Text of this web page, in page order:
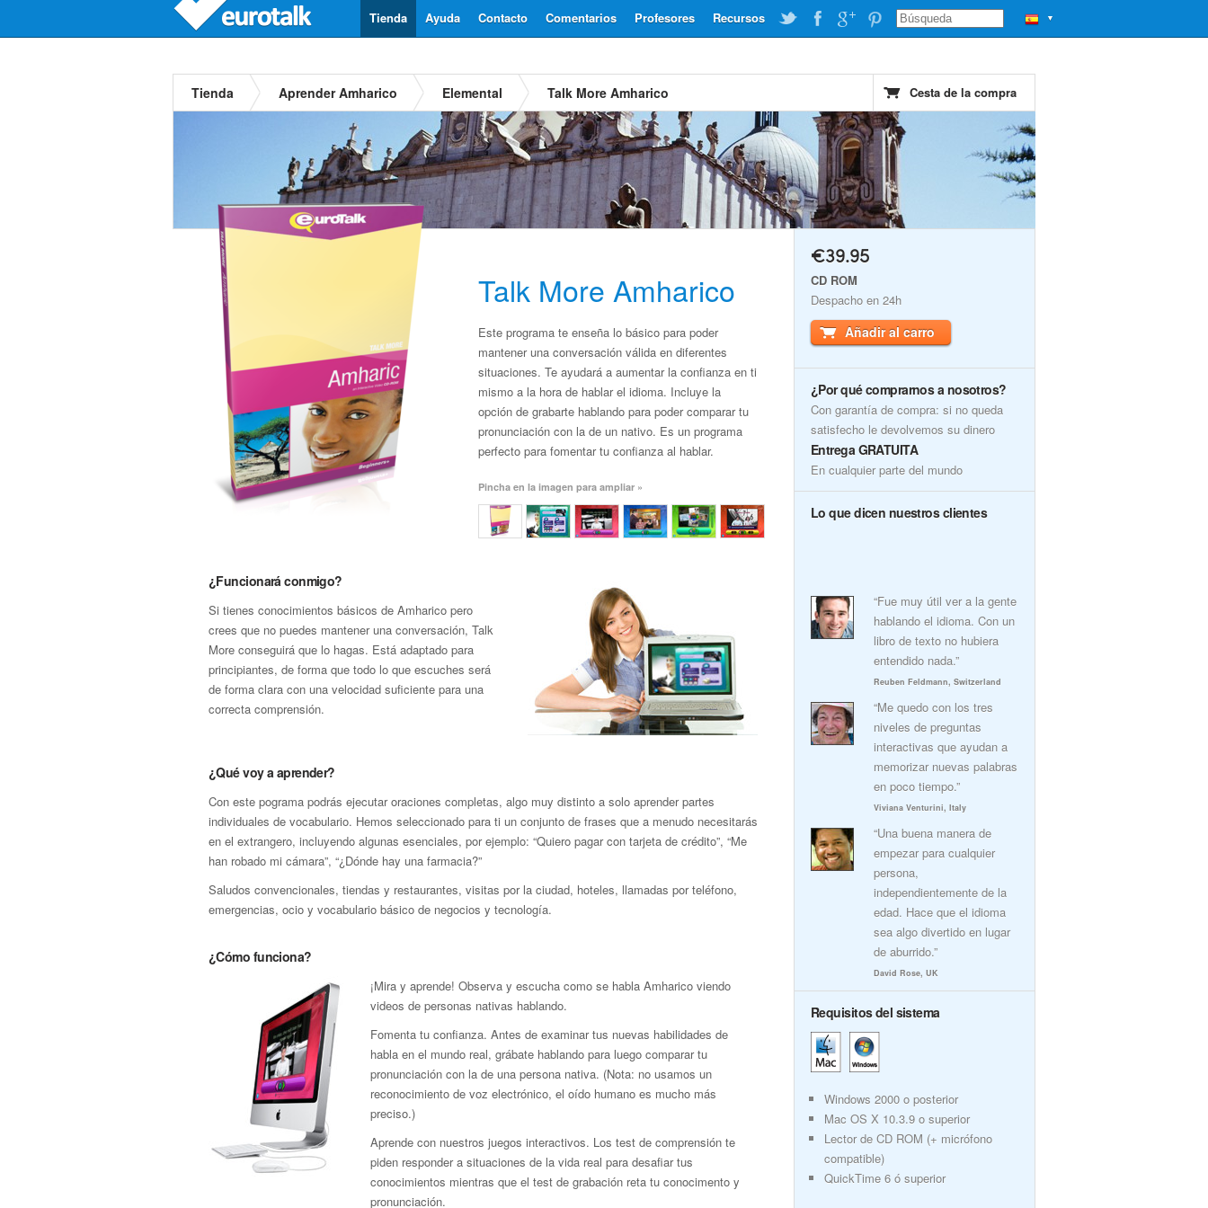
▼
Recursos
Profesores
Comentarios
Contacto
Ayuda
Tienda
Tienda Aprender Amharico Elemental Talk More Amharico Cesta de la compra
Talk More Amharico
Este programa te enseña lo básico para poder
mantener una conversación válida en diferentes
situaciones. Te ayudará a aumentar la confianza en ti
mismo a la hora de hablar el idioma. Incluye la
opción de grabarte hablando para poder comparar tu
pronunciación con la de un nativo. Es un programa
perfecto para fomentar tu confianza al hablar.
Pincha en la imagen para ampliar »
¿Funcionará conmigo?
Si tienes conocimientos básicos de Amharico pero
crees que no puedes mantener una conversación, Talk
More conseguirá que lo hagas. Está adaptado para
principiantes, de forma que todo lo que escuches será
de forma clara con una velocidad suficiente para una
correcta comprensión.
¿Qué voy a aprender?
Con este pograma podrás ejecutar oraciones completas, algo muy distinto a solo aprender partes
individuales de vocabulario. Hemos seleccionado para ti un conjunto de frases que a menudo necesitarás
en el extrangero, incluyendo algunas esenciales, por ejemplo: “Quiero pagar con tarjeta de crédito”, “Me
han robado mi cámara”, “¿Dónde hay una farmacia?”
Saludos convencionales, tiendas y restaurantes, visitas por la ciudad, hoteles, llamadas por teléfono,
emergencias, ocio y vocabulario básico de negocios y tecnología.
¿Cómo funciona?
¡Mira y aprende! Observa y escucha como se habla Amharico viendo
videos de personas nativas hablando.
Fomenta tu confianza. Antes de examinar tus nuevas habilidades de
habla en el mundo real, grábate hablando para luego comparar tu
pronunciación con la de una persona nativa. (Nota: no usamos un
reconocimiento de voz electrónico, el oído humano es mucho más
preciso.)
Aprende con nuestros juegos interactivos. Los test de comprensión te
piden responder a situaciones de la vida real para desafiar tus
conocimientos mientras que el test de grabación reta tu conocimento y
pronunciación.
€39.95
CD ROM
Despacho en 24h
Añadir al carro
¿Por qué comprarnos a nosotros?
Con garantía de compra: si no queda
satisfecho le devolvemos su dinero
Entrega GRATUITA
En cualquier parte del mundo
Lo que dicen nuestros clientes
“Fue muy útil ver a la gente
hablando el idioma. Con un
libro de texto no hubiera
entendido nada.”
Reuben Feldmann, Switzerland
“Me quedo con los tres
niveles de preguntas
interactivas que ayudan a
memorizar nuevas palabras
en poco tiempo.”
Viviana Venturini, Italy
“Una buena manera de
empezar para cualquier
persona,
independientemente de la
edad. Hace que el idioma
sea algo divertido en lugar
de aburrido.”
David Rose, UK
Requisitos del sistema
Windows 2000 o posterior
Mac OS X 10.3.9 o superior
Lector de CD ROM (+ micrófono
compatible)
QuickTime 6 ó superior